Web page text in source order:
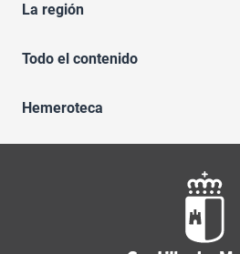
La región
Todo el contenido
Hemeroteca